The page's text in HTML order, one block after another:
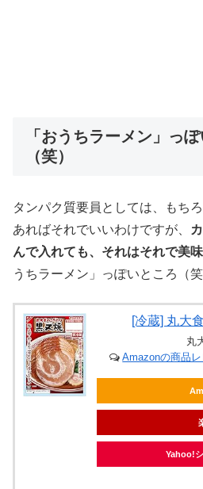
「おうちラーメン」っ
（笑）
タンパク質要員としては、もち
あればそれでいいわけですが、
んで入れても、それはそれで美味
うちラーメン」っぽいところ（笑
[冷蔵] 丸大
丸
Amazonの商品
Yahoo!